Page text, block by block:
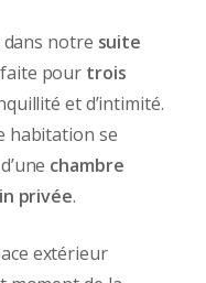
notre suite
pour trois
et d’intimité.
habitation se
chambre
privée.
extérieur